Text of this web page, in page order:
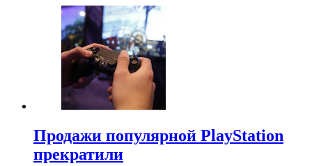
Продажи популярной PlayStation
прекратили